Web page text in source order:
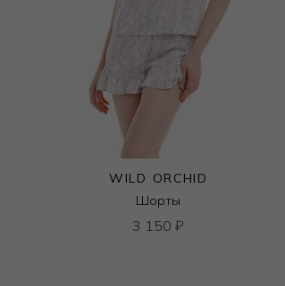
Лиф мягкий треугольник
14 000 ₽ 9 000₽
WILD ORCHID
Шорты
3 150₽